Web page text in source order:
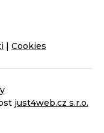
Cookies
just4web.cz s.r.o.